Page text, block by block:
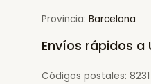
Provincia: Barcelona
Envíos rápidos a
Códigos postales: 8231